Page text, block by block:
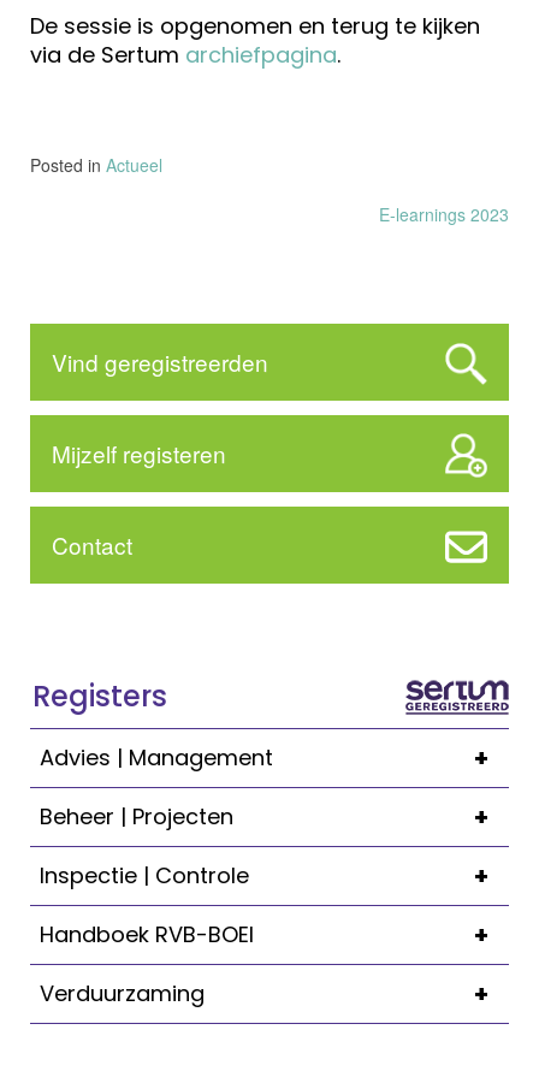
De sessie is opgenomen en terug te kijken
via de Sertum archiefpagina.
Posted in Actueel
E-learnings 2023
Vind geregistreerden
Mijzelf registeren
Contact
Registers
+
Advies | Management
+
Beheer | Projecten
+
Inspectie | Controle
+
Handboek RVB-BOEI
+
Verduurzaming